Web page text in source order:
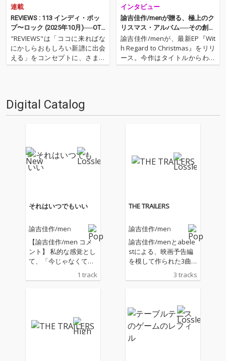
連載
REVIEWS : 113 インディ・ポッ
プ〜ロック (2025年10月)──OTO
TOY編集部（石川幸穂、菅家拓
真、高田敏弘、TUDA、藤田琴
音）
"REVIEWS"は「ココに来ればな
にかしらおもしろい新譜に出会
える」をコンセプトに、さまざ
まな書き手がここ数ヶ月の新譜
ら隔月でOTOTOY編集部が主に
国内のインディ・ポッ…
インタビュー
諭吉佳作/menが贈る、極上のク
リスマス・アルバム──その創作
のスタイルを語る
諭吉佳作/menが、最新EP『Wit
h Regard to Christmas』をリリ
ース。今作はタイトルからわか
る通り、クリスマスに関する楽
Digital Catalog
それはいつでもいい
諭吉佳作/men
【諭吉佳作/men コメ
ント】 私的な感覚とし
て、「今じゃなくても
いい/それはいつでもい
い」というのは、とて
するのとも別です。俺
には何が起こっても大
1 track
THE TRAILERS
諭吉佳作/men
諭吉佳作/menとabele
stによる、映画予告編
を模して作られた3曲
入りの音楽作品。 映画
予告編という形式に
のみでまだ見ぬ本編へ
の期待を生むといった
おもしろさがある。本
作はそうした特徴に着
3 tracks